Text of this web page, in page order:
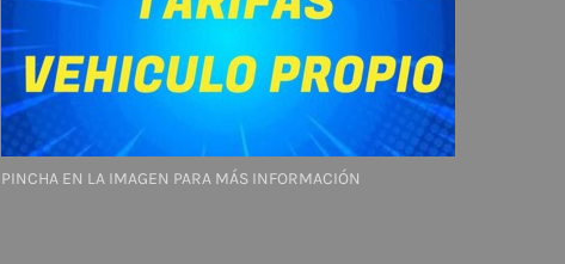
PINCHA EN LA IMAGEN PARA MÁS INFORMACIÓN